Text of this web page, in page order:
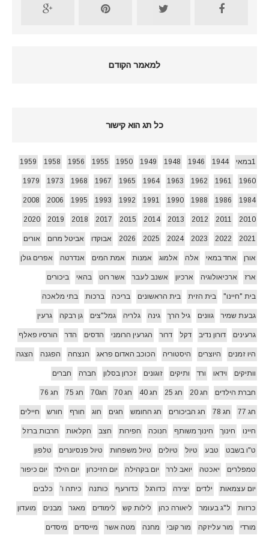
למאמר הקודם
כל תג הוא קישור
1במאי 1944
1946
1948
1949
1950
1955
1956
1958
1959
1960
1961
1962
1963
1964
1965
1967
1968
1973
1979
1984
1986
1988
1990
1991
1992
1993
1995
2006
2008
2010
2011
2012
2013
2014
2015
2017
2018
2019
2020
2021
2022
2023
2024
2025
2026 אבוקדו אביטל מרום אורים
אורן אחד במאי אלה אלמוג אמנות אמת המים אנדרטה אפרים גולן
ארז ארכיאולוגיה ארכיון אשנב לעבר אשר רוט בהאי ביכורים
בית "חיינו" בית הזית בית הראשונים בריכה ברכות בתי מלאכה
גבעת שמיר גוונים גיל הרך גינה גלריה גמל"צים גן רבקה גרעין
גרעינים דורון נדיב דקל דרור הגרעין הרומני הדסים הדר הורסיו פאלף
היו זמנים היוצרים היסטוריה הכוכב האדום פראג הנצחה הפגנה הצגה
וותיקים וידאו ורד ותיקים זוגונים זכרון בסלון חברה חברים
חברת הילדים חג 20 חג 25 חג 40 חג 70 חג70 חג 75 חג 76
חג 77 חג 78 חג הביכורים חג החומש חגים חוג חורף חורש חיילים
חיינו חינוך חינוך משותף חנוכה חפירות חצב חקלאות חרבות ברזל
ט"ו בשבט טבע טיול טיולים טיול משפחות טיול פנסיונרים טלפון
טמפלרים יאכטה יואב לרר יום בקהילה יום הזיכרון יום הילד יום כיפור
יום עצמאות ילדים יצירה כדורגל כדורעף כותנה כיתה ו' כלבים
כרזות ל"ג בעומר ליאורה כהן לילות קש לימודים מאגר מבנים מועדון
מורדי מור עליזקה מור קובי מחנה מטה אשר מייסדים מיסדים